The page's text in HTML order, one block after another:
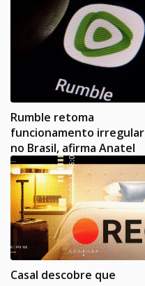
Rumble retoma
funcionamento irregular
no Brasil, afirma Anatel
Casal descobre que